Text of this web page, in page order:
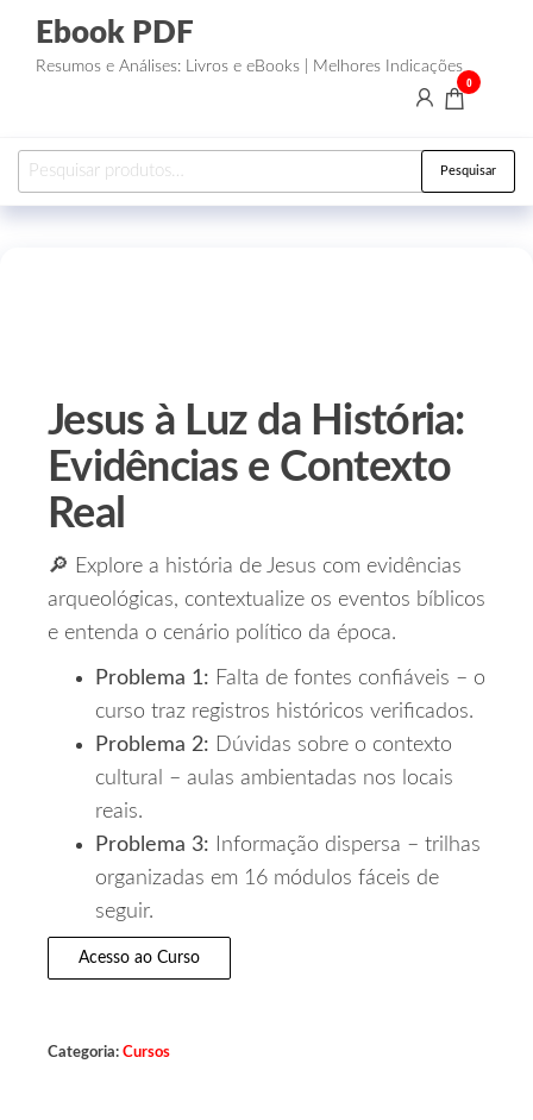
Ebook PDF
Resumos e Análises: Livros e eBooks | Melhores Indicações
0
Pesquisar
Jesus à Luz da História:
Evidências e Contexto
Real
🔎 Explore a história de Jesus com evidências
arqueológicas, contextualize os eventos bíblicos
e entenda o cenário político da época.
Problema 1: Falta de fontes confiáveis – o
curso traz registros históricos verificados.
Problema 2: Dúvidas sobre o contexto
cultural – aulas ambientadas nos locais
reais.
Problema 3: Informação dispersa – trilhas
organizadas em 16 módulos fáceis de
seguir.
Acesso ao Curso
Categoria: Cursos